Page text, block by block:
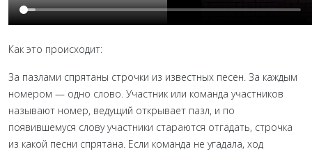
Как это происходит:
За пазлами спрятаны строчки из известных песен. За каждым
номером — одно слово. Участник или команда участников
называют номер, ведущий открывает пазл, и по
появившемуся слову участники стараются отгадать, строчка
из какой песни спрятана. Если команда не угадала, ход